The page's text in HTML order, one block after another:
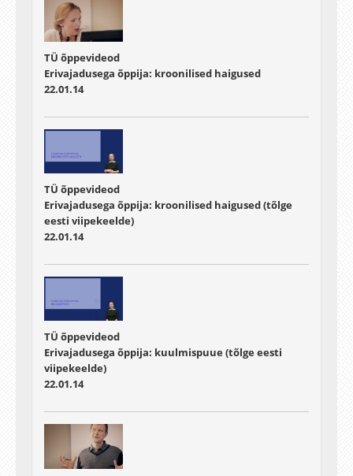
TÜ õppevideod
Erivajadusega õppija: kroonilised haigused
22.01.14
TÜ õppevideod
Erivajadusega õppija: kroonilised haigused (tõlge
eesti viipekeelde)
22.01.14
TÜ õppevideod
Erivajadusega õppija: kuulmispuue (tõlge eesti
viipekeelde)
22.01.14